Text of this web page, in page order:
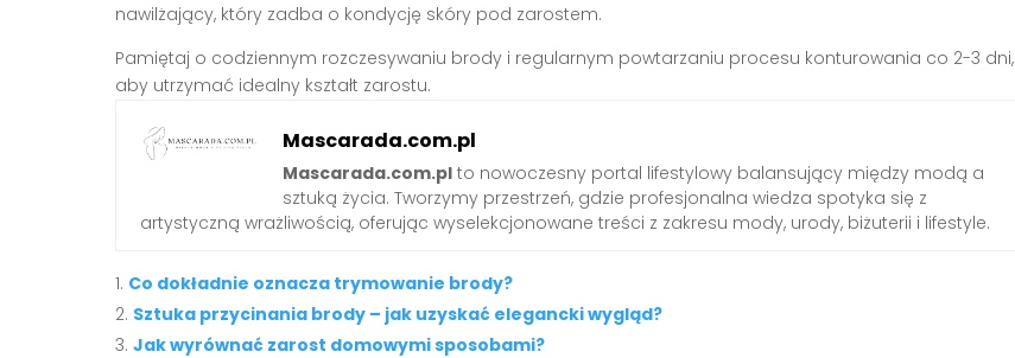
nawilżający, który zadba o kondycję skóry pod zarostem.
Pamiętaj o codziennym rozczesywaniu brody i regularnym powtarzaniu procesu konturowania co 2-3 dni,
aby utrzymać idealny kształt zarostu.
Mascarada.com.pl
Mascarada.com.pl to nowoczesny portal lifestylowy balansujący między modą a
sztuką życia. Tworzymy przestrzeń, gdzie profesjonalna wiedza spotyka się z
artystyczną wrażliwością, oferując wyselekcjonowane treści z zakresu mody, urody, biżuterii i lifestyle.
Co dokładnie oznacza trymowanie brody?
Sztuka przycinania brody – jak uzyskać elegancki wygląd?
Jak wyrównać zarost domowymi sposobami?